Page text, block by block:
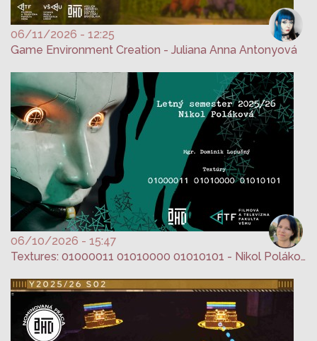
06/11/2026 - 12:25
Game Environment Creation - Juliana Anna Antonyová
06/10/2026 - 15:47
Textures: 01000011 01010000 01010101 - Nikol Poláková